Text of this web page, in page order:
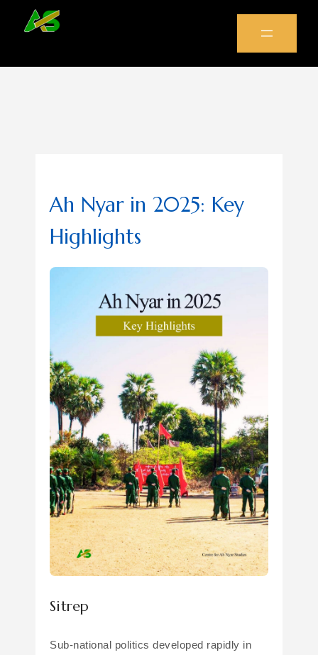
Ah Nyar in 2025: Key
Highlights
Sitrep
Sub-national politics developed rapidly in